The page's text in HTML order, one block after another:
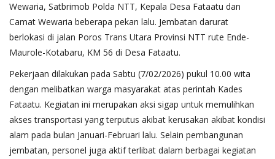
Wewaria, Satbrimob Polda NTT, Kepala Desa Fataatu dan
Camat Wewaria beberapa pekan lalu. Jembatan darurat
berlokasi di jalan Poros Trans Utara Provinsi NTT rute Ende-
Maurole-Kotabaru, KM 56 di Desa Fataatu.
Pekerjaan dilakukan pada Sabtu (7/02/2026) pukul 10.00 wita
dengan melibatkan warga masyarakat atas perintah Kades
Fataatu. Kegiatan ini merupakan aksi sigap untuk memulihkan
akses transportasi yang terputus akibat kerusakan akibat kondisi
alam pada bulan Januari-Februari lalu. Selain pembangunan
jembatan, personel juga aktif terlibat dalam berbagai kegiatan